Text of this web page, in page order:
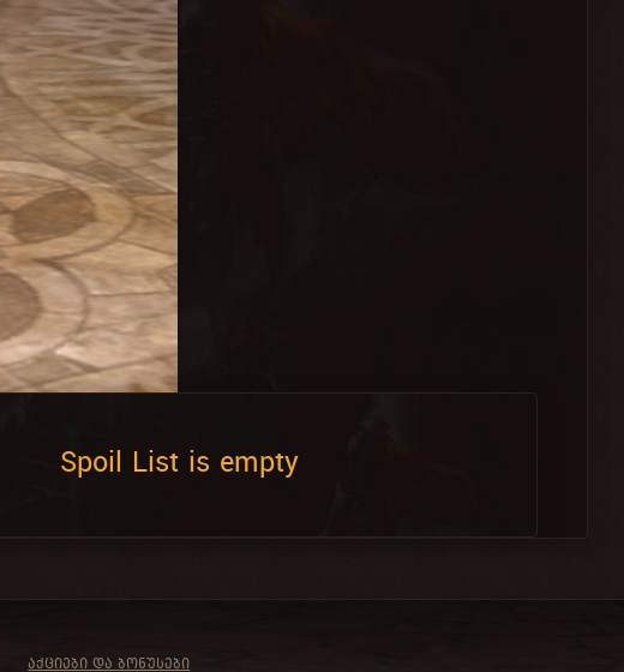
Spoil List is empty
ᲐᲥᲪᲘᲔᲑᲘ ᲓᲐ ᲑᲝᲜᲣᲡᲔᲑᲘ